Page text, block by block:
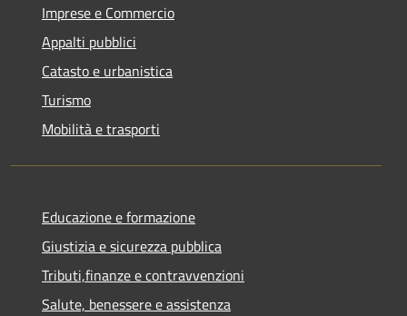
Imprese e Commercio
Appalti pubblici
Catasto e urbanistica
Turismo
Mobilità e trasporti
Educazione e formazione
Giustizia e sicurezza pubblica
Tributi,finanze e contravvenzioni
Salute, benessere e assistenza